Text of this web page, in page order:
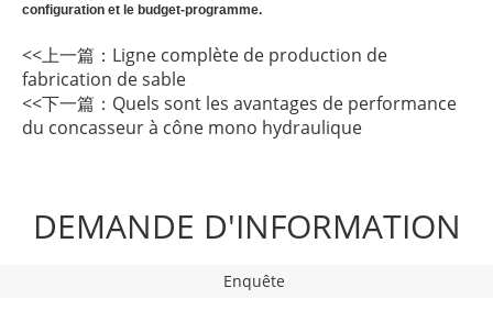
configuration et le budget-programme.
<<上一篇： Ligne complète de production de
fabrication de sable
<<下一篇： Quels sont les avantages de performance
du concasseur à cône mono hydraulique
DEMANDE D'INFORMATION
Enquête